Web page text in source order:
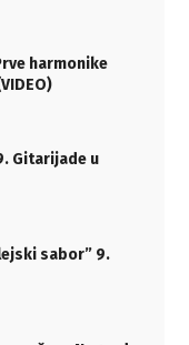
harmonike
Gitarijade u
sabor” 9.